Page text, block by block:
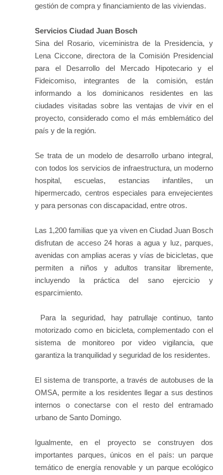
gestión de compra y financiamiento de las viviendas.
Servicios Ciudad Juan Bosch
Sina del Rosario, viceministra de la Presidencia, y
Lena Ciccone, directora de la Comisión Presidencial
para el Desarrollo del Mercado Hipotecario y el
Fideicomiso, integrantes de la comisión, están
informando a los dominicanos residentes en las
ciudades visitadas sobre las ventajas de vivir en el
proyecto, considerado como el más emblemático del
país y de la región.
Se trata de un modelo de desarrollo urbano integral,
con todos los servicios de infraestructura, un moderno
hospital, escuelas, estancias infantiles, un
hipermercado, centros especiales para envejecientes
y para personas con discapacidad, entre otros.
Las 1,200 familias que ya viven en Ciudad Juan Bosch
disfrutan de acceso 24 horas a agua y luz, parques,
avenidas con amplias aceras y vías de bicicletas, que
permiten a niños y adultos transitar libremente,
incluyendo la práctica del sano ejercicio y
esparcimiento.
Para la seguridad, hay patrullaje continuo, tanto
motorizado como en bicicleta, complementado con el
sistema de monitoreo por video vigilancia, que
garantiza la tranquilidad y seguridad de los residentes.
El sistema de transporte, a través de autobuses de la
OMSA, permite a los residentes llegar a sus destinos
internos o conectarse con el resto del entramado
urbano de Santo Domingo.
Igualmente, en el proyecto se construyen dos
importantes parques, únicos en el país: un parque
temático de energía renovable y un parque ecológico